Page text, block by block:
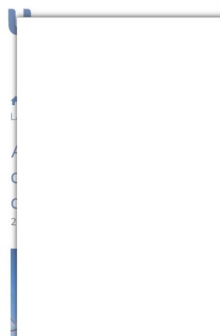
Latinoamericano de Biomedicina
Alunas da Católica
do Congresso
de Biomedicina
26.09.2022 | 12:11